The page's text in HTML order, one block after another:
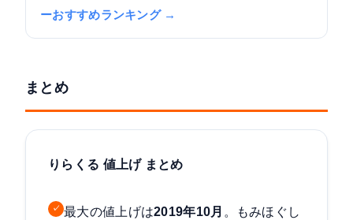
ーおすすめランキング →
まとめ
りらくる 値上げ まとめ
✓ 最大の値上げは2019年10月 。もみほぐし